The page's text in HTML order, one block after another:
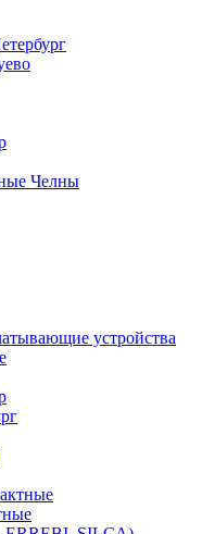
Челны
устройства